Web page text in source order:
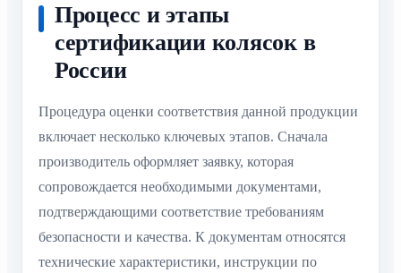
Процесс и этапы
сертификации колясок в
России
Процедура оценки соответствия данной продукции
включает несколько ключевых этапов. Сначала
производитель оформляет заявку, которая
сопровождается необходимыми документами,
подтверждающими соответствие требованиям
безопасности и качества. К документам относятся
технические характеристики, инструкции по